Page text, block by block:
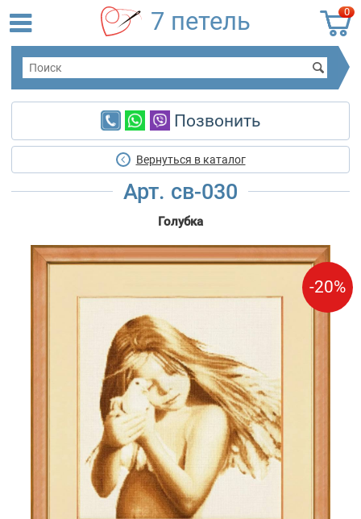
0
7 петель
Позвонить
Вернуться в каталог
Арт. св-030
Голубка
-20%